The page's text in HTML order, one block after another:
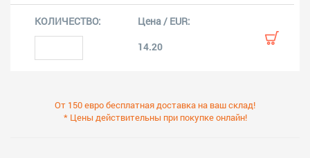
14.20
От 150 евро бесплатная доставка на ваш склад!
* Цены действительны при покупке онлайн!